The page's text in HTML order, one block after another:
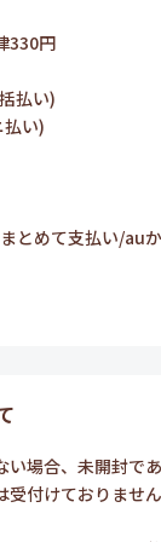
330円
払い)
い)
とめて支払い/au
い場合、未開封で
付けておりません